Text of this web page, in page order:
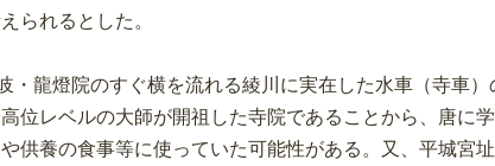
られるとした。
・龍燈院のすぐ横を流れる綾川に実在した水車（寺車
位レベルの大師が開祖した寺院であることから、唐に
供養の食事等に使っていた可能性がある。又、平城宮